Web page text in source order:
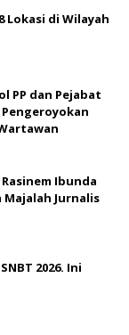
Lokasi di Wilayah
PP dan Pejabat
Ibunda
Jurnalis
2026. Ini